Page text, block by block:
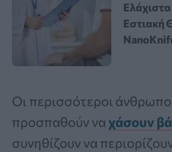
Εστιακή
Οι περισσότεροι
προσπαθούν ναχάσουν
συνηθίζουν να